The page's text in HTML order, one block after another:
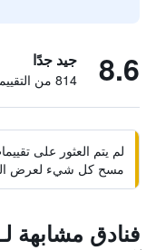
8.6 جيد جدًا
814 من التقييمات تم التحقق منها
لم يتم العثور على
مسح كل شيء لعرض
فنادق مشابهة